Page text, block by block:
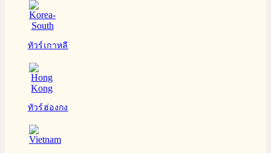
ทัวร์เกาหลี
ทัวร์ฮ่องกง